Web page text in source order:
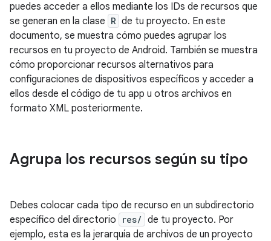
puedes acceder a ellos mediante los IDs de recursos que
se generan en la clase R de tu proyecto. En este
documento, se muestra cómo puedes agrupar los
recursos en tu proyecto de Android. También se muestra
cómo proporcionar recursos alternativos para
configuraciones de dispositivos específicos y acceder a
ellos desde el código de tu app u otros archivos en
formato XML posteriormente.
Agrupa los recursos según su tipo
Debes colocar cada tipo de recurso en un subdirectorio
específico del directorio
res/ de tu proyecto. Por
ejemplo, esta es la jerarquía de archivos de un proyecto